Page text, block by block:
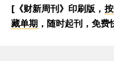
[《财新周刊》印刷版，
藏单期 ，随时起刊，免费